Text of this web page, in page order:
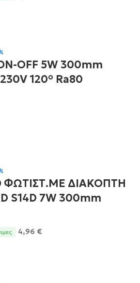
OFF 5W 300mm
120° Ra80
ΦΩΤΙΣΤ.ΜΕ ΔΙΑΚΟΠΤΗ
S14D 7W 300mm
4,96 €